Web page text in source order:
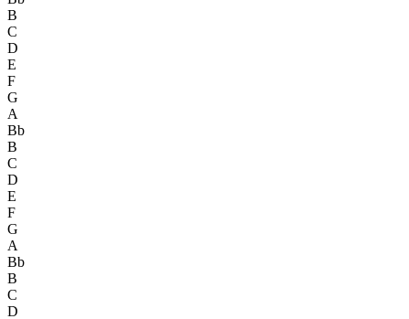
B
C
D
E
F
G
A
Bb
B
C
D
E
F
G
A
Bb
B
C
D